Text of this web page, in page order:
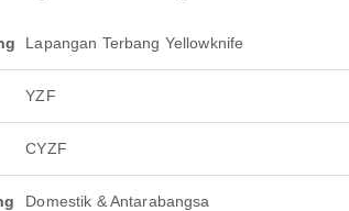
Lapangan Terbang Yellowknife
YZF
CYZF
Domestik & Antarabangsa